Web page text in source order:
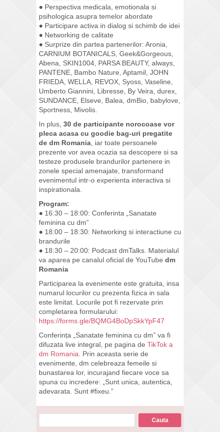
● Perspectiva medicala, emotionala si
psihologica asupra temelor abordate
● Participare activa in dialog si schimb de idei
● Networking de calitate
● Surprize din partea partenerilor: Aronia,
CARNIUM BOTANICALS, Geek&Gorgeous,
Abena, SKIN1004, PARSA BEAUTY, always,
PANTENE, Bambo Nature, Aptamil, JOHN
FRIEDA, WELLA, REVOX, Syoss, Vaseline,
Umberto Giannini, Libresse, By Veira, durex,
SUNDANCE, Elseve, Balea, dmBio, babylove,
Sportness, Mivolis.
In plus, 30 de participante norocoase vor
pleca acasa cu goodie bag-uri pregatite
de dm Romania , iar toate persoanele
prezente vor avea ocazia sa descopere si sa
testeze produsele brandurilor partenere in
zonele special amenajate, transformand
evenimentul intr-o experienta interactiva si
inspirationala.
Program:
● 16:30 – 18:00: Conferinta „Sanatate
feminina cu dm”
● 18:00 – 18:30: Networking si interactiune cu
brandurile
● 18:30 – 20:00: Podcast dmTalks. Materialul
va aparea pe canalul oficial de YouTube dm
Romania
Participarea la evenimente este gratuita, insa
numarul locurilor cu prezenta fizica in sala
este limitat. Locurile pot fi rezervate prin
completarea formularului:
https://forms.gle/BQMG4BoDpSkkYpF47
Conferința „Sanatate feminina cu dm” va fi
difuzata live integral, pe pagina de TikTok a
dm Romania . Prin aceasta serie de
evenimente, dm celebreaza femeile si
bunastarea lor, incurajand fiecare voce sa
spuna cu incredere: „Sunt unica, autentica,
adevarata. Sunt #fixeu.”